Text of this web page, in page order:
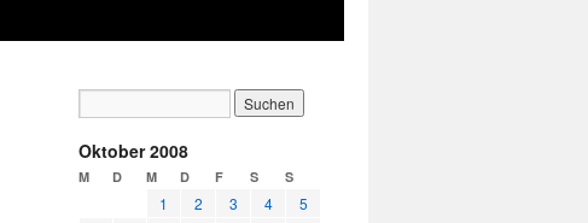
Oktober 2008
M D M D F S S
1 2 3 4
5